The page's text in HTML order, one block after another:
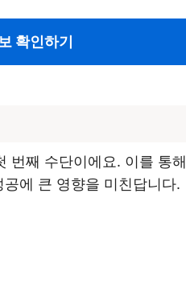
확인하기
째 수단이에요. 이를 통
에 큰 영향을 미친답니다.